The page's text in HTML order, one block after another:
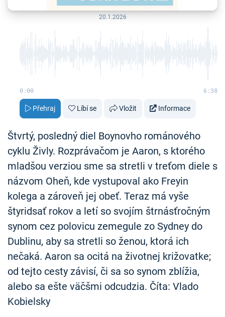
20.1.2026
0:00 6:38
Přehraj Líbí se Vložit Informace
Štvrtý, posledný diel Boynovho románového
cyklu Živly. Rozprávačom je Aaron, s ktorého
mladšou verziou sme sa stretli v treťom diele s
názvom Oheň, kde vystupoval ako Freyin
kolega a zároveň jej obeť. Teraz má vyše
štyridsať rokov a letí so svojím štrnásťročným
synom cez polovicu zemegule zo Sydney do
Dublinu, aby sa stretli so ženou, ktorá ich
nečaká. Aaron sa ocitá na životnej križovatke;
od tejto cesty závisí, či sa so synom zblížia,
alebo sa ešte väčšmi odcudzia. Číta: Vlado
Kobielsky